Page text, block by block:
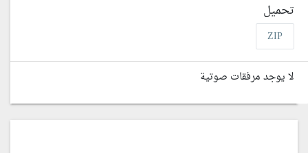
تحميل
ZIP
لا يوجد مرفقات صوتية